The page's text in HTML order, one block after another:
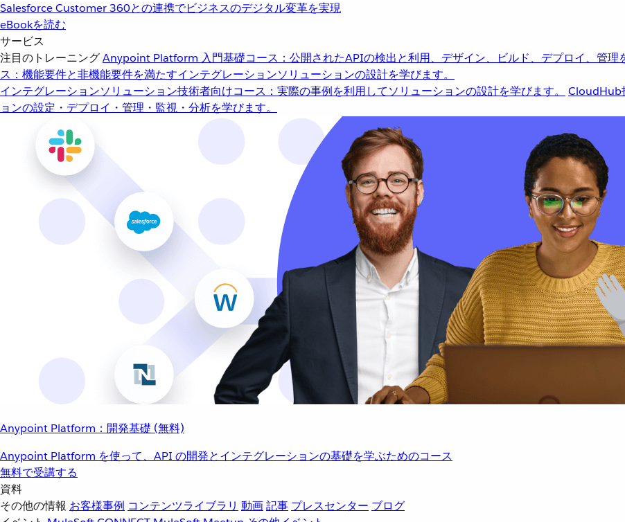
Salesforce Customer 360との連携でビジネスのデジタル変革を実現
eBookを読む
サービス
注目のトレーニングAnypoint Platform 入門基礎コース：公開されたAPIの検出と利用、デザイン、ビルド、デプロイ、管理
ス：機能要件と非機能要件を満たすインテグレーションソリューションの設計を学びます。
インテグレーションソリューション技術者向けコース：実際の事例を利用してソリューションの設計を学びます。 CloudHub
ョンの設定・デプロイ・管理・監視・分析を学びます。
Anypoint Platform：開発基礎 (無料)
Anypoint Platform を使って、API の開発とインテグレーションの基礎を学ぶためのコース
無料で受講する
資料
その他の情報 お客様事例 コンテンツライブラリ 動画記事 プレスセンター ブログ